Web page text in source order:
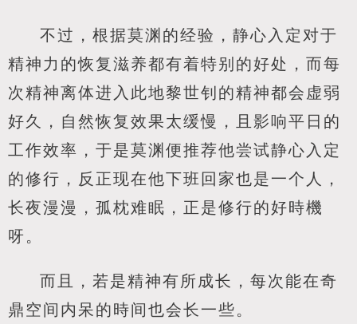
不过，根据莫渊的经验，静心入定对于
精神力的恢复滋养都有着特别的好处，而每
次精神离体进入此地黎世钊的精神都会虚弱
好久，自然恢复效果太缓慢，且影响平日的
工作效率，于是莫渊便推荐他尝试静心入定
的修行，反正现在他下班回家也是一个人，
长夜漫漫，孤枕难眠，正是修行的好時機
呀。
而且，若是精神有所成长，每次能在奇
鼎空间内呆的時间也会长一些。